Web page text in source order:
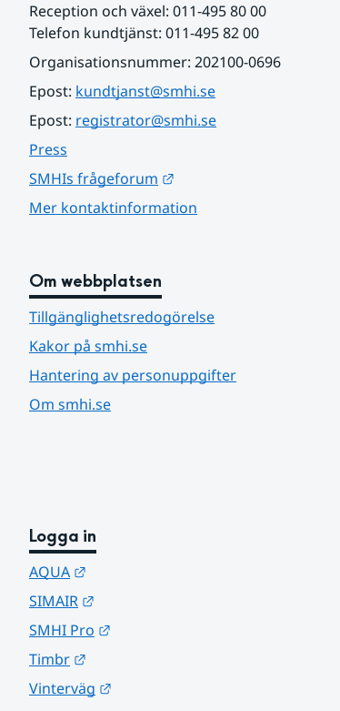
Reception och växel: 011-495 80 00
Telefon kundtjänst: 011-495 82 00
Organisationsnummer: 202100-0696
Epost: kundtjanst@smhi.se
Epost: registrator@smhi.se
Press
SMHIs frågeforum
Mer kontaktinformation
Om webbplatsen
Tillgänglighetsredogörelse
Kakor på smhi.se
Hantering av personuppgifter
Om smhi.se
Logga in
AQUA
SIMAIR
SMHI Pro
Timbr
Vinterväg